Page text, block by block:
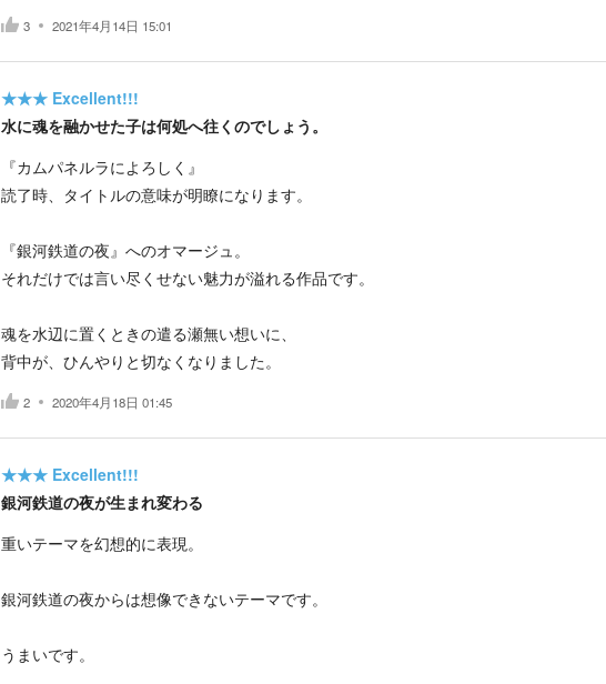
3 2021年4月14日 15:01
★★★ Excellent!!!
水に魂を融かせた子は何処へ往くのでしょう。
『カムパネルラによろしく』
読了時、タイトルの意味が明瞭になります。
『銀河鉄道の夜』へのオマージュ。
それだけでは言い尽くせない魅力が溢れる作品です。
魂を水辺に置くときの遣る瀬無い想いに、
背中が、ひんやりと切なくなりました。
2 2020年4月18日 01:45
★★★ Excellent!!!
銀河鉄道の夜が生まれ変わる
重いテーマを幻想的に表現。
銀河鉄道の夜からは想像できないテーマです。
うまいです。